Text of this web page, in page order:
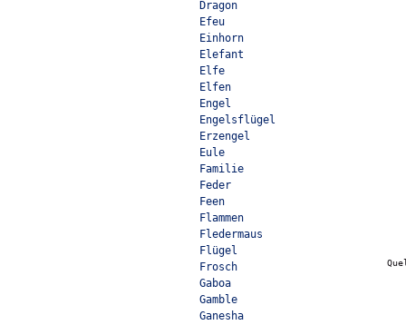
Dragon
Efeu
Einhorn
Elefant
Elfe
Elfen
Engel
Engelsflügel
Erzengel
Eule
Familie
Feder
Feen
Flammen
Fledermaus
Flügel
Frosch
Gaboa
Gamble
Ganesha